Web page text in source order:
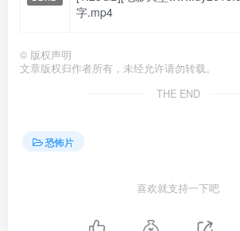
字.mp4
© 版权声明
文章版权归作者所有，未经允许请勿转载。
THE END
恐怖片
喜欢就支持一下吧